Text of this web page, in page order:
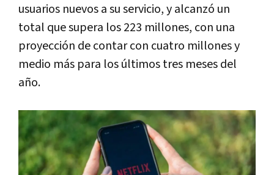
usuarios nuevos a su servicio, y alcanzó un
total que supera los 223 millones, con una
proyección de contar con cuatro millones y
medio más para los últimos tres meses del
año.